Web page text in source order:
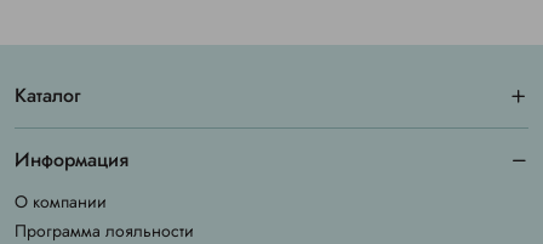
Каталог
Информация
О компании
Программа лояльности